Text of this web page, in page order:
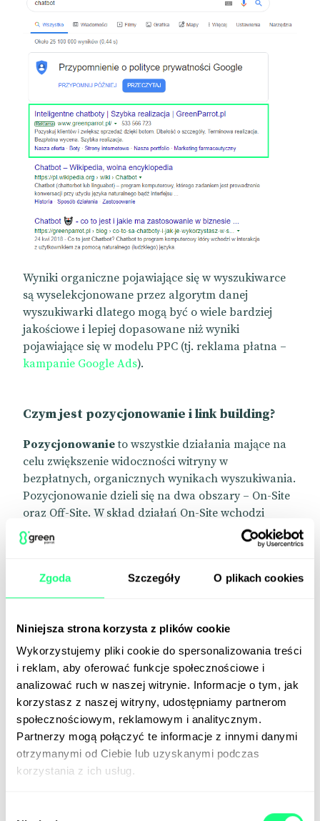
Zgoda Szczegóły O plikach cookies
Niniejsza strona korzysta z plików cookie
Wykorzystujemy pliki cookie do spersonalizowania treści
i reklam, aby oferować funkcje społecznościowe i
analizować ruch w naszej witrynie. Informacje o tym, jak
korzystasz z naszej witryny, udostępniamy partnerom
społecznościowym, reklamowym i analitycznym.
Partnerzy mogą połączyć te informacje z innymi danymi
otrzymanymi od Ciebie lub uzyskanymi podczas
korzystania z ich usług.
Wyniki organiczne pojawiające się w wyszukiwarce
są wyselekcjonowane przez algorytm danej
wyszukiwarki dlatego mogą być o wiele bardziej
jakościowe i lepiej dopasowane niż wyniki
pojawiające się w modelu PPC (tj. reklama płatna –
kampanie Google Ads).
Czym jest pozycjonowanie i link building?
Pozycjonowanieto wszystkie działania mające na
celu zwiększenie widoczności witryny w
bezpłatnych, organicznych wynikach wyszukiwania.
Pozycjonowanie dzieli się na dwa obszary – On-Site
oraz Off-Site. W skład działań On-Site wchodzi
optymalizacja SEO, a w skład działań Off-Site –
działania wykonywane poza stroną internetową w
stron internetowych.
Jak dobierać działania SEM?
SEO, PPC oraz budowanie linków to elementy
składowe marketingu w wyszukiwarkach. Nie
ukrywamy, iż najlepsze efekty można osiągnąć
stosując w strategii marketingowej wszystkie
działania SEM. PPC jest świetnym uzupełnieniem
decydować się na SEM w całości, szczególnie gdy